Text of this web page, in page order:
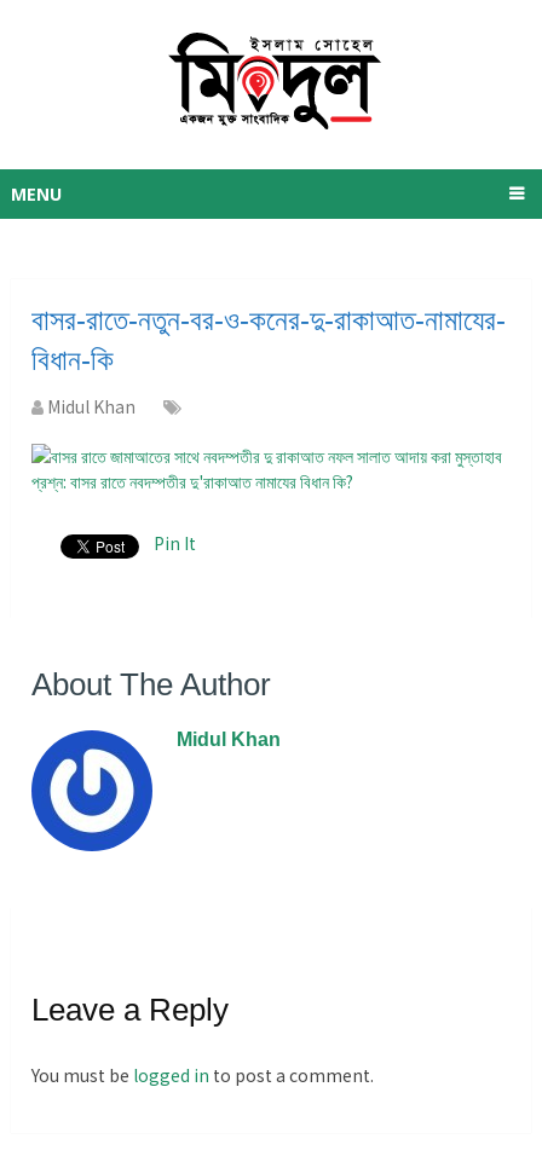
MENU
বাসর-রাতে-নতুন-বর-ও-কনের-দু-রাকাআত-নামাযের-
বিধান-কি
Midul Khan
Pin It
About The Author
Midul Khan
Leave a Reply
You must be logged in to post a comment.